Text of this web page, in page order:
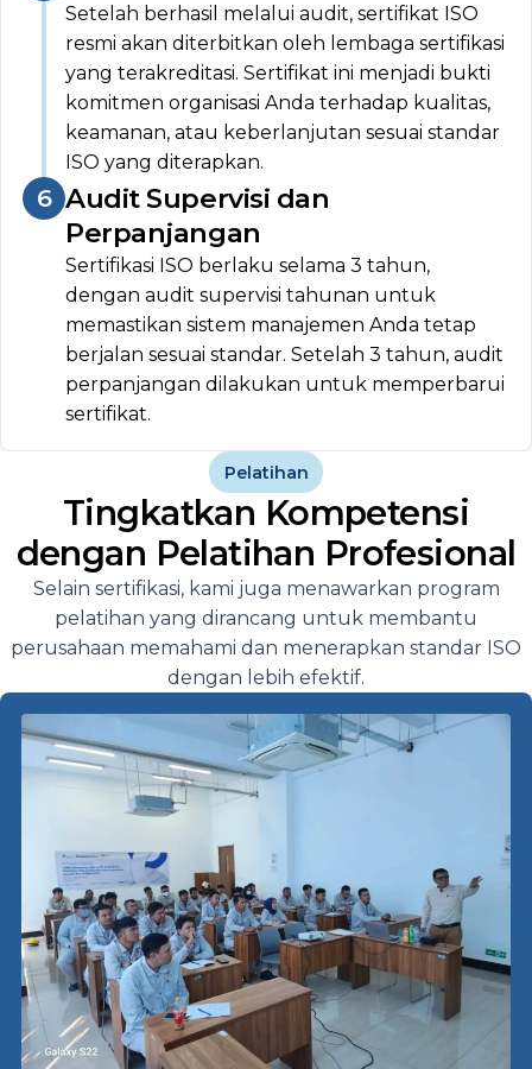
Setelah berhasil melalui audit, sertifikat ISO
resmi akan diterbitkan oleh lembaga sertifikasi
yang terakreditasi. Sertifikat ini menjadi bukti
komitmen organisasi Anda terhadap kualitas,
keamanan, atau keberlanjutan sesuai standar
ISO yang diterapkan.
Audit Supervisi dan
Perpanjangan
Sertifikasi ISO berlaku selama 3 tahun,
dengan audit supervisi tahunan untuk
memastikan sistem manajemen Anda tetap
berjalan sesuai standar. Setelah 3 tahun, audit
perpanjangan dilakukan untuk memperbarui
sertifikat.
Pelatihan
Tingkatkan Kompetensi
dengan Pelatihan Profesional
Selain sertifikasi, kami juga menawarkan program
pelatihan yang dirancang untuk membantu
perusahaan memahami dan menerapkan standar ISO
dengan lebih efektif.